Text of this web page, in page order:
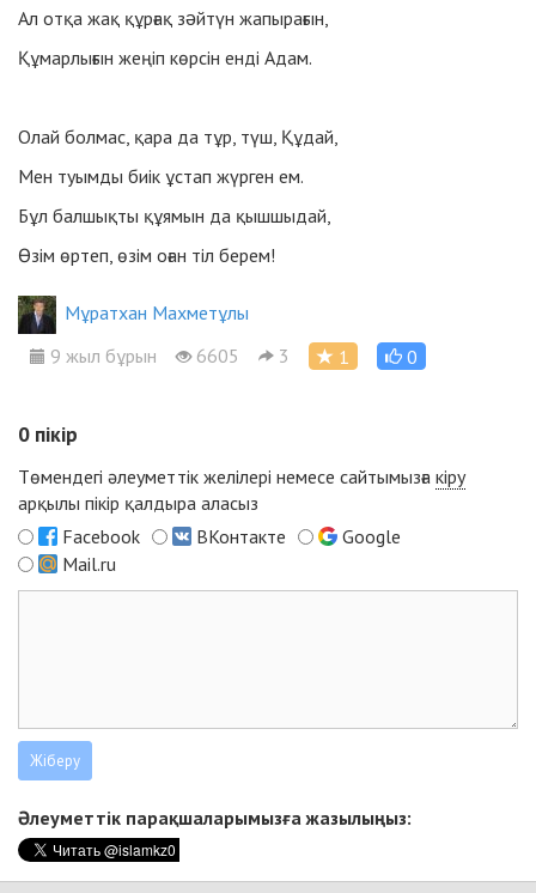
Ал отқа жақ құрғақ зəйтүн жапырағын,
Құмарлығын жеңіп көрсін енді Адам.
Олай болмас, қара да тұр, түш, Құдай,
Мен туымды биік ұстап жүрген ем.
Бұл балшықты құямын да қышшыдай,
Өзім өртеп, өзім оған тіл берем!
Мұратхан Махметұлы
9 жыл бұрын
6605 3 1 0
0 пікір
Төмендегі әлеуметтік желілері немесе сайтымызға кіру
арқылы пікір қалдыра аласыз
Facebook
ВКонтакте
Google
Mail.ru
Әлеуметтік парақшаларымызға жазылыңыз: